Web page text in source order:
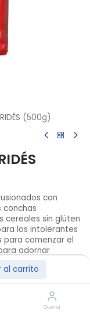
al carrito
Cuenta
(500g)
con
conchas
cereales sin glúten
los intolerantes
para comenzar el
adornar